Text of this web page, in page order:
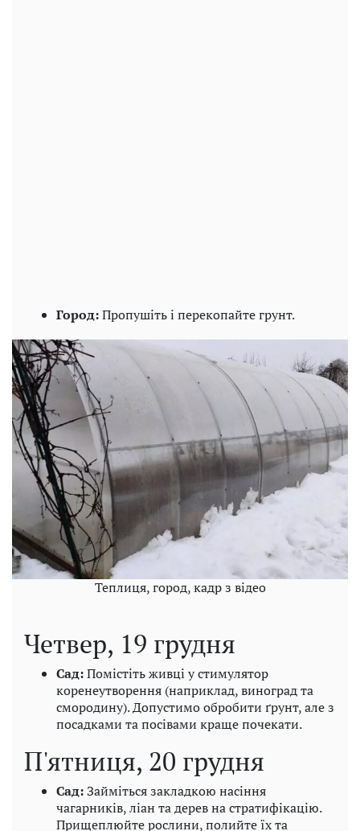
Город:Пропушіть і перекопайте грунт.
Теплиця, город, кадр з відео
Четвер, 19 грудня
Сад:Помістіть живці у стимулятор
коренеутворення (наприклад, виноград та
смородину). Допустимо обробити ґрунт, але з
посадками та посівами краще почекати.
П'ятниця, 20 грудня
Сад:Займіться закладкою насіння
чагарників, ліан та дерев на стратифікацію.
Прищеплюйте рослини, полийте їх та